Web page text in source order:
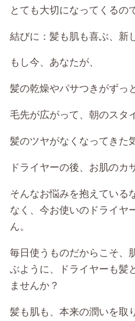
とても大切になってくるの
結びに：髪も肌も喜ぶ、新
もし今、あなたが、
髪の乾燥やパサつきがずっ
毛先が広がって、朝のスタ
髪のツヤがなくなってきた
ドライヤーの後、お肌のカ
そんなお悩みを抱えている
なく、今お使いのドライヤ
ん。
毎日使うものだからこそ、
ぶように、ドライヤーも髪
ませんか？
髪も肌も、本来の潤いを取